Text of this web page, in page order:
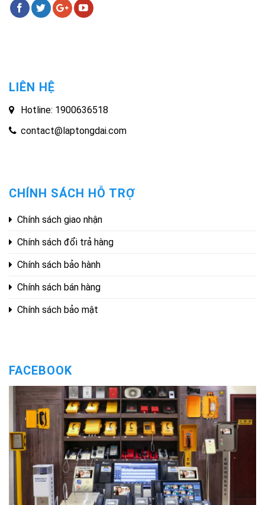
LIÊN HỆ
Hotline: 1900636518
contact@laptongdai.com
CHÍNH SÁCH HỖ TRỢ
Chính sách giao nhận
Chính sách đổi trả hàng
Chính sách bảo hành
Chính sách bán hàng
Chính sách bảo mật
FACEBOOK